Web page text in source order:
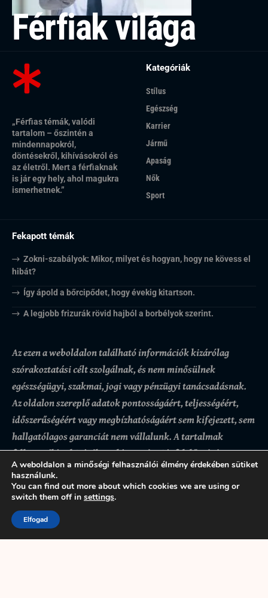
Férfiak világa
„Férfias témák, valódi
tartalom – őszintén a
mindennapokról,
döntésekről, kihívásokról és
az életről. Mert a férfiaknak
is jár egy hely, ahol magukra
ismerhetnek.”
Kategóriák
Stílus
Egészség
Karrier
Jármű
Apaság
Nők
Sport
Fekapott témák
Zokni-szabályok: Mikor, milyet és hogyan, hogy ne kövess el
hibát?
Így ápold a bőrcipődet, hogy évekig kitartson.
A legjobb frizurák rövid hajból a borbélyok szerint.
Az ezen a weboldalon található információk kizárólag
szórakoztatási célt szolgálnak, és nem minősülnek
egészségügyi, szakmai, jogi vagy pénzügyi tanácsadásnak.
Az oldalon szereplő adatok pontosságáért, teljességéért,
időszerűségéért vagy megbízhatóságáért sem kifejezett, sem
hallgatólagos garanciát nem vállalunk.A tartalmak
felhasználása kizárólag a látogató saját felelősségére
történik, az ezekre alapozott döntésekért vagy
következményekért az oldal üzemeltetője nem felel. Bár
igyekszünk pontos és naprakész információkat biztosítani,
előfordulhatnak hibák vagy hiányosságok.
használatával a felhasználó tudomásul veszi és elfogadja,
A weboldalon a minőségi felhasználói élmény érdekében sütiket
használunk.
You can find out more about which cookies we are using or
switch them off in settings.
Elfogad